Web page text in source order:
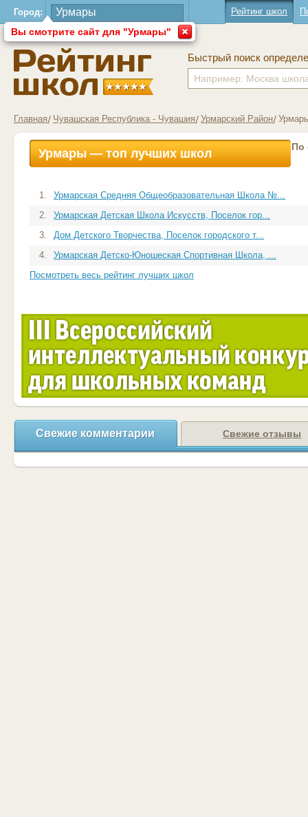
Город:
Вы смотрите сайт для "Урмары"
Рейтинг школ
Быстрый поиск
Главная Чувашская Республика - Чувашия Урмарский Район
Урмары — топ лучших школ По
1.
Урмарская Средняя Общеобразовательная Школа №...
2.
Урмарская Детская Школа Искусств, Поселок гор...
3.
Дом Детского Творчества, Поселок городского т...
4.
Урмарская Детско-Юношеская Спортивная Школа, ...
Посмотреть весь рейтинг лучших школ
Свежие комментарии Свежие отзывы